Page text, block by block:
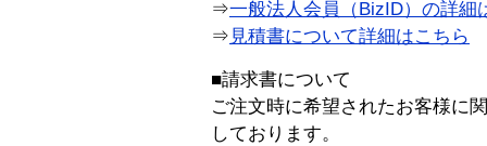
⇒一般法人会員（BizID）の詳細
⇒ 見積書について詳細はこちら
■請求書について
ご注文時に希望されたお客様に
しております。